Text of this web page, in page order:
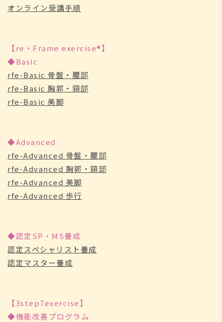
オンライン受講手順
【re・Frame exercise®】
◆Basic
rfe-Basic 骨盤・腰部
rfe-Basic 胸郭・頸部
rfe-Basic 美脚
◆Advanced
rfe-Advanced 骨盤・腰部
rfe-Advanced 胸郭・頸部
rfe-Advanced 美脚
rfe-Advanced 歩行
◆認定SP・MS養成
認定スペシャリスト養成
認定マスター養成
【3step7exercise】
◆機能改善プログラム